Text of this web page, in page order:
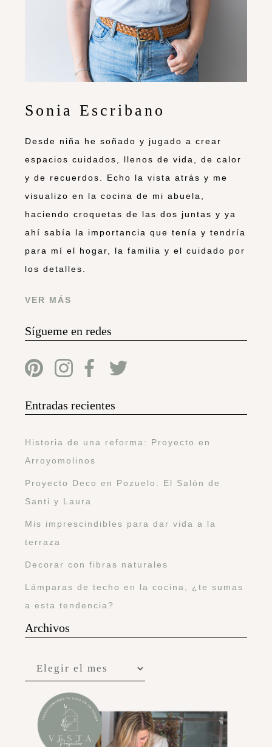
Sonia Escribano
Desde niña he soñado y jugado a crear
espacios cuidados, llenos de vida, de calor
y de recuerdos. Echo la vista atrás y me
visualizo en la cocina de mi abuela,
haciendo croquetas de las dos juntas y ya
ahí sabía la importancia que tenía y tendría
para mí el hogar, la familia y el cuidado por
los detalles.
VER MÁS
Sígueme en redes
Entradas recientes
Historia de una reforma: Proyecto en
Arroyomolinos
Proyecto Deco en Pozuelo: El Salón de
Santi y Laura
Mis imprescindibles para dar vida a la
terraza
Decorar con fibras naturales
Lámparas de techo en la cocina, ¿te sumas
a esta tendencia?
Archivos